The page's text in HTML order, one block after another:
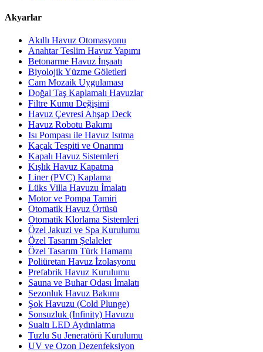
Akyarlar
Akıllı Havuz Otomasyonu
Anahtar Teslim Havuz Yapımı
Betonarme Havuz İnşaatı
Biyolojik Yüzme Göletleri
Cam Mozaik Uygulaması
Doğal Taş Kaplamalı Havuzlar
Filtre Kumu Değişimi
Havuz Çevresi Ahşap Deck
Havuz Robotu Bakımı
Isı Pompası ile Havuz Isıtma
Kaçak Tespiti ve Onarımı
Kapalı Havuz Sistemleri
Kışlık Havuz Kapatma
Liner (PVC) Kaplama
Lüks Villa Havuzu İmalatı
Motor ve Pompa Tamiri
Otomatik Havuz Örtüsü
Otomatik Klorlama Sistemleri
Özel Jakuzi ve Spa Kurulumu
Özel Tasarım Şelaleler
Özel Tasarım Türk Hamamı
Poliüretan Havuz İzolasyonu
Prefabrik Havuz Kurulumu
Sauna ve Buhar Odası İmalatı
Sezonluk Havuz Bakımı
Şok Havuzu (Cold Plunge)
Sonsuzluk (Infinity) Havuzu
Sualtı LED Aydınlatma
Tuzlu Su Jeneratörü Kurulumu
UV ve Ozon Dezenfeksiyon